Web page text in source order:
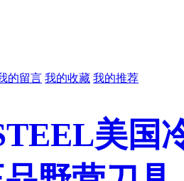
的留言 我的收藏 我的推荐